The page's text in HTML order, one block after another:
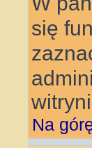
się
Na